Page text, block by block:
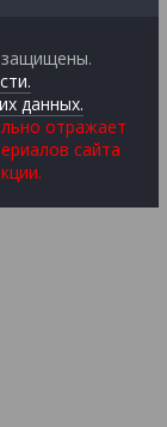
защищены.
данных.
отражает
сайта